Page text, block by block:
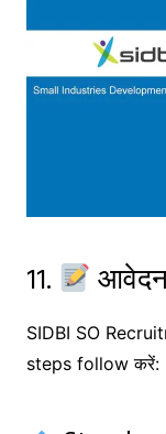
11. आवेदन
SIDBI SO
steps follow करें: